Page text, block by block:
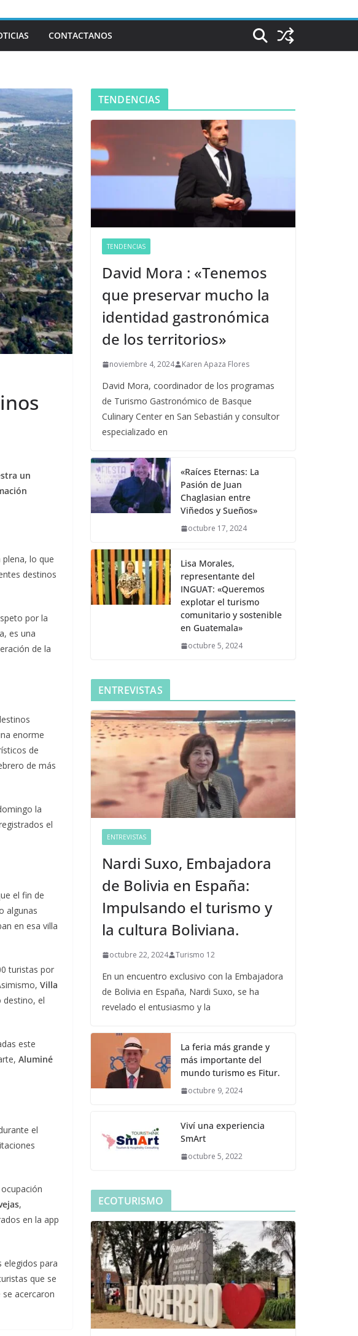
CONTACTANOS
un
lo que
destinos
por la
es una
de la
enorme
de
de más
la
el
el fin de
algunas
en esa villa
turistas por
Villa
destino, el
este
Aluminé
el
,
en la app
elegidos para
que se
acercaron
TENDENCIAS
TENDENCIAS
David Mora : «Tenemos
que preservar mucho la
identidad gastronómica
de los territorios»
noviembre 4, 2024 Karen Apaza Flores
David Mora, coordinador de los programas
de Turismo Gastronómico de Basque
Culinary Center en San Sebastián y consultor
especializado en
«Raíces Eternas: La
Pasión de Juan
Chaglasian entre
Viñedos y Sueños»
octubre 17, 2024
Lisa Morales,
representante del
INGUAT: «Queremos
explotar el turismo
comunitario y sostenible
en Guatemala»
octubre 5, 2024
ENTREVISTAS
ENTREVISTAS
Nardi Suxo, Embajadora
de Bolivia en España:
Impulsando el turismo y
la cultura Boliviana.
octubre 22, 2024 Turismo 12
En un encuentro exclusivo con la Embajadora
de Bolivia en España, Nardi Suxo, se ha
revelado el entusiasmo y la
La feria más grande y
más importante del
mundo turismo es Fitur.
octubre 9, 2024
Viví una experiencia
SmArt
octubre 5, 2022
ECOTURISMO